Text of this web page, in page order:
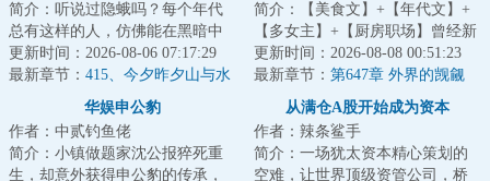
简介：听说过隐蛾吗？每个年代
总有这样的人，仿佛能在黑暗中
穿行不留形迹，凭空出现又倏然
消失。存在且未...
更新时间：2026-08-06 07:17:29
最新章节： 415、今夕昨夕山与水
简介：【美食文】+【年代文】+
【多女主】+【厨房职场】曾经新
式融合菜掌门人陈芝虎重生了。
看着眼前的破...
更新时间：2026-08-08 00:51:23
最新章节： 第647章 外界的觊觎
华娱申公豹
作者：中贰钓鱼佬
简介：小镇做题家沈公报猝死重
生，却意外获得申公豹的传承，
从满仓A股开始成为资本
作者：辣条鲨手
简介：一场犹太资本精心策划的
空难，让世界顶级资管公司，桥